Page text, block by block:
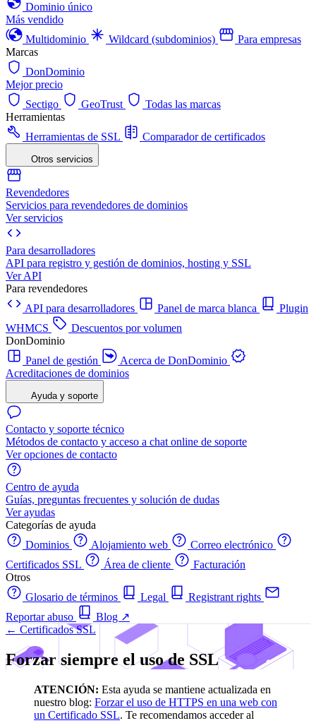
Dominio único
Más vendido
Multidominio
Wildcard (subdominios)
Para empresas
Marcas
DonDominio
Mejor precio
Sectigo
GeoTrust
Todas las marcas
Herramientas
Herramientas de SSL
Comparador de certificados
Otros servicios
Revendedores
Servicios para revendedores de dominios
Ver servicios
Para desarrolladores
API para registro y gestión de dominios, hosting y SSL
Ver API
Para revendedores
API para desarrolladores
Panel de marca blanca
Plugin
WHMCS
Descuentos por volumen
DonDominio
Panel de gestión
Acerca de DonDominio
Acreditaciones de dominios
Ayuda y soporte
Contacto y soporte técnico
Métodos de contacto y acceso a chat online de soporte
Ver opciones de contacto
Centro de ayuda
Guías, preguntas frecuentes y solución de dudas
Ver ayudas
Categorías de ayuda
Dominios
Alojamiento web
Correo electrónico
Certificados SSL
Área de cliente
Facturación
Otros
Glosario de términos
Legal
Registrant rights
Reportar abuso
Blog ↗
← Certificados SSL
Forzar siempre el uso de SSL
ATENCIÓN: Esta ayuda se mantiene actualizada en
nuestro blog: Forzar el uso de HTTPS en una web con
un Certificado SSL. Te recomendamos acceder al